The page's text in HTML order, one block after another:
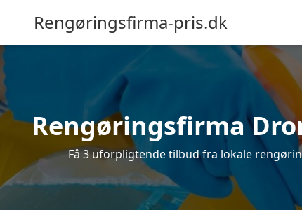
Rengøringsfirma-pris.dk
Rengøringsfirma
Få 3 uforpligtende tilbud fra lokale